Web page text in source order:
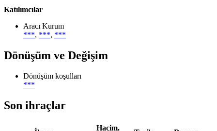
Katılımcılar
Aracı Kurum
***, ***, ***
Dönüşüm ve Değişim
Dönüşüm koşulları
***
Son ihraçlar
Hacim,